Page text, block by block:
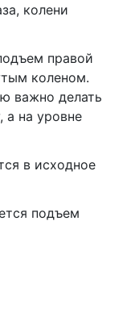
колени
правой
коленом.
важно делать
а на уровне
в исходное
подъем